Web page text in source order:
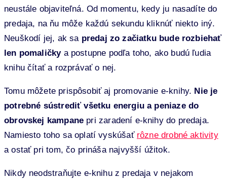
neustále objaviteľná. Od momentu, kedy ju nasadíte do
predaja, na ňu môže každú sekundu kliknúť niekto iný.
Neuškodí jej, ak sa predaj zo začiatku bude rozbiehať
len pomaličkya postupne podľa toho, ako budú ľudia
knihu čítať a rozprávať o nej.
Tomu môžete prispôsobiť aj promovanie e-knihy. Nie je
potrebné sústrediť všetku energiu a peniaze do
obrovskej kampane pri zaradení e-knihy do predaja.
Namiesto toho sa oplatí vyskúšať rôzne drobné aktivity
a ostať pri tom, čo prináša najvyšší úžitok.
Nikdy neodstraňujte e-knihu z predaja v nejakom